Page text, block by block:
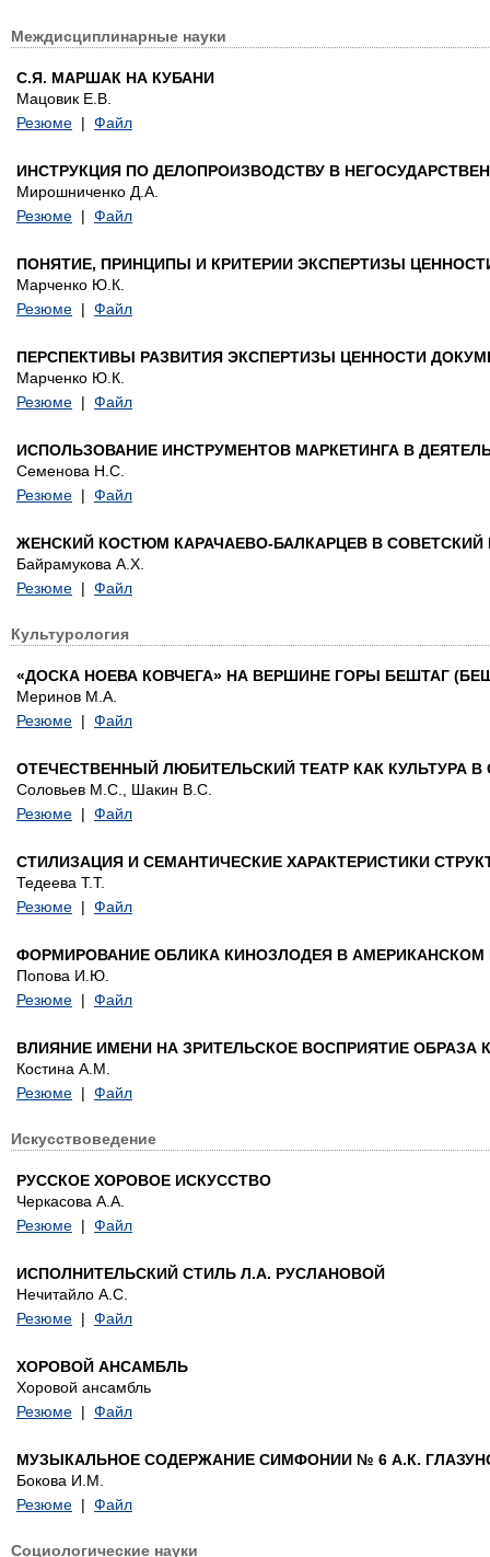
Междисциплинарные науки
С.Я. МАРШАК НА КУБАНИ
Мацовик Е.В.
Резюме | Файл
ИНСТРУКЦИЯ ПО ДЕЛОПРОИЗВОДСТВУ В
Мирошниченко Д.А.
Резюме | Файл
ПОНЯТИЕ, ПРИНЦИПЫ И КРИТЕРИИ ЭКСПЕРТИЗЫ
Марченко Ю.К.
Резюме | Файл
ПЕРСПЕКТИВЫ РАЗВИТИЯ ЭКСПЕРТИЗЫ ЦЕННОСТИ
Марченко Ю.К.
Резюме | Файл
ИСПОЛЬЗОВАНИЕ ИНСТРУМЕНТОВ МАРКЕТИНГА В
Семенова Н.С.
Резюме | Файл
ЖЕНСКИЙ КОСТЮМ КАРАЧАЕВО-БАЛКАРЦЕВ В
Байрамукова А.Х.
Резюме | Файл
Культурология
«ДОСКА НОЕВА КОВЧЕГА» НА ВЕРШИНЕ ГОРЫ БЕШТАГ
Меринов М.А.
Резюме | Файл
ОТЕЧЕСТВЕННЫЙ ЛЮБИТЕЛЬСКИЙ ТЕАТР КАК КУЛЬТУРА
Соловьев М.С., Шакин В.С.
Резюме | Файл
СТИЛИЗАЦИЯ И СЕМАНТИЧЕСКИЕ ХАРАКТЕРИСТИКИ
Тедеева Т.Т.
Резюме | Файл
ФОРМИРОВАНИЕ ОБЛИКА КИНОЗЛОДЕЯ В
Попова И.Ю.
Резюме | Файл
ВЛИЯНИЕ ИМЕНИ НА ЗРИТЕЛЬСКОЕ ВОСПРИЯТИЕ
Костина А.М.
Резюме | Файл
Искусствоведение
РУССКОЕ ХОРОВОЕ ИСКУССТВО
Черкасова А.А.
Резюме | Файл
ИСПОЛНИТЕЛЬСКИЙ СТИЛЬ Л.А. РУСЛАНОВОЙ
Нечитайло А.С.
Резюме | Файл
ХОРОВОЙ АНСАМБЛЬ
Хоровой ансамбль
Резюме | Файл
МУЗЫКАЛЬНОЕ СОДЕРЖАНИЕ СИМФОНИИ № 6 А.К.
Бокова И.М.
Резюме | Файл
Социологические науки